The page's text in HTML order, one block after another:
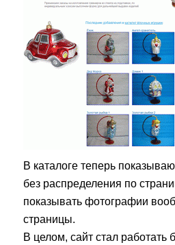
В каталоге теперь
без распределения по
показывать фотографии
страницы.
В целом, сайт стал работать